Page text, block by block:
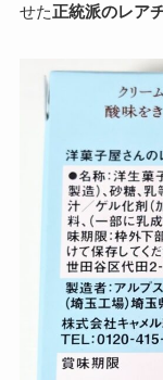
せた正統派のレア